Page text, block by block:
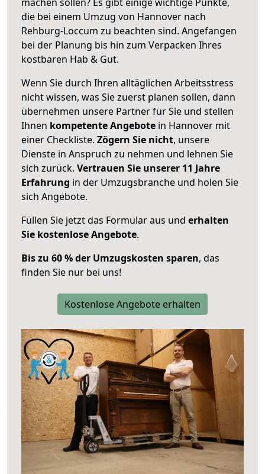
die bei einem Umzug von Hannover nach
Rehburg-Loccum zu beachten sind. Angefangen
bei der Planung bis hin zum Verpacken Ihres
kostbaren Hab & Gut.
Wenn Sie durch Ihren alltäglichen Arbeitsstress
nicht wissen, was Sie zuerst planen sollen, dann
übernehmen unsere Partner für Sie und stellen
Ihnen kompetente Angebote in Hannover mit
einer Checkliste. Zögern Sie nicht, unsere
Dienste in Anspruch zu nehmen und lehnen Sie
sich zurück. Vertrauen Sie unserer 11 Jahre
Erfahrung in der Umzugsbranche und holen Sie
sich Angebote.
Füllen Sie jetzt das Formular aus und erhalten
Sie kostenlose Angebote.
Bis zu 60 % der Umzugskosten sparen, das
finden Sie nur bei uns!
Kostenlose Angebote erhalten